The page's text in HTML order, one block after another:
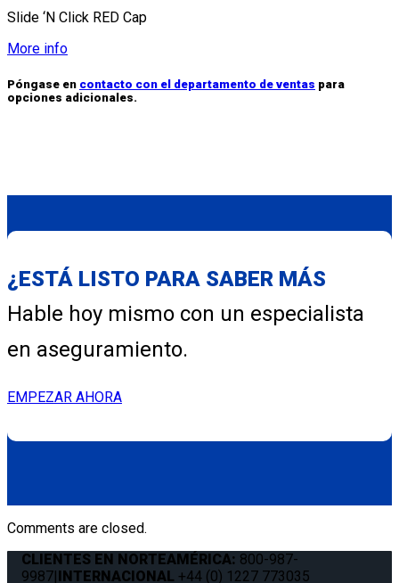
Slide ‘N Click RED Cap
More info
Póngase en contacto con el departamento de ventas para
opciones adicionales.
¿ESTÁ LISTO PARA SABER MÁS
Hable hoy mismo con un especialista
en aseguramiento.
EMPEZAR AHORA
Comments are closed.
CLIENTES EN NORTEAMÉRICA: 800-987-
9987|INTERNACIONAL +44 (0) 1227 773035